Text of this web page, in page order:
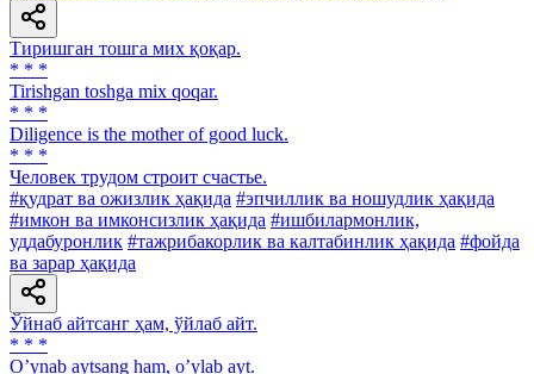
Тиришган тошга мих қоқар.
* * *
Tirishgan toshga mix qoqar.
* * *
Diligence is the mother of good luck.
* * *
Человек трудом строит счастье.
#қудрат ва ожизлик ҳақида #эпчиллик ва ношудлик ҳақида
#имкон ва имконсизлик ҳақида #ишбилармонлик,
уддабуронлик #тажрибакорлик ва калтабинлик ҳақида #фойда
ва зарар ҳақида
Ўйнаб айтсанг ҳам, ўйлаб айт.
* * *
Oʼynab aytsang ham, oʼylab ayt.